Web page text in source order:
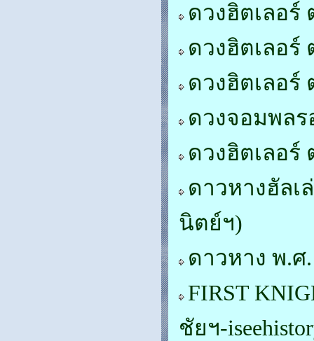
ดวงฮิตเลอร์
ดวงฮิตเลอร์
ดวงฮิตเลอร์
ดวงจอมพล
ดวงฮิตเลอร์
ดาวหางฮัลเ
นิตย์ฯ)
ดาวหาง พ.ศ
FIRST
ชัยฯ-